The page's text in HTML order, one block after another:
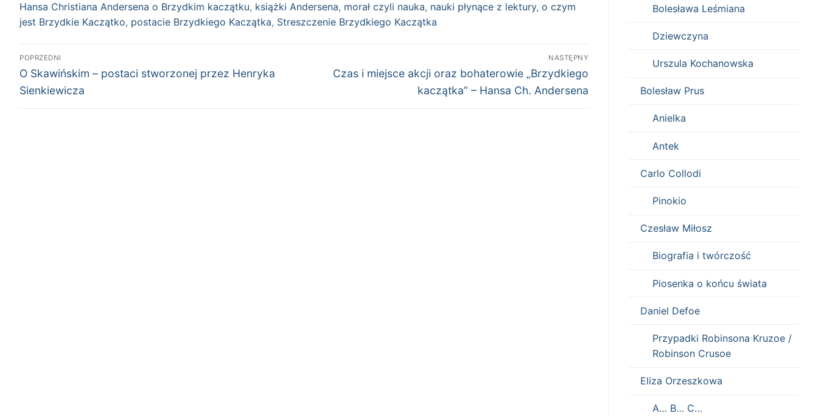
Hansa Christiana Andersena o Brzydkim kaczątku, książki Andersena, morał czyli nauka, nauki płynące z lektury, o czym
jest Brzydkie Kaczątko, postacie Brzydkiego Kaczątka, Streszczenie Brzydkiego Kaczątka
Nawigacja
wpisu
POPRZEDNI
Poprzedni
wpis:
O Skawińskim – postaci stworzonej przez Henryka
Sienkiewicza
NASTĘPNY
Następny
Czas i miejsce akcji oraz bohaterowie „Brzydkiego
kaczątka” – Hansa Ch. Andersena
Bolesława Leśmiana
Dziewczyna
Urszula Kochanowska
Bolesław Prus
Anielka
Antek
Carlo Collodi
Pinokio
Czesław Miłosz
Biografia i twórczość
Piosenka o końcu świata
Daniel Defoe
Przypadki Robinsona Kruzoe /
Robinson Crusoe
Eliza Orzeszkowa
A… B… C…